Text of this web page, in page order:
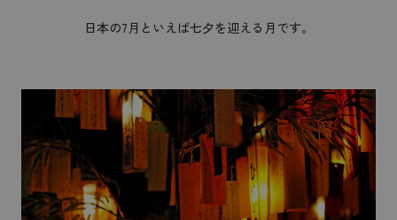
日本の7月といえば七夕を迎える月です。